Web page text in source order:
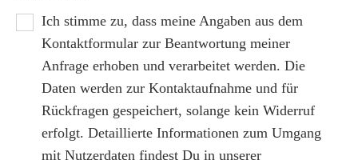
Ich stimme zu, dass meine Angaben aus dem
Kontaktformular zur Beantwortung meiner
Anfrage erhoben und verarbeitet werden. Die
Daten werden zur Kontaktaufnahme und für
Rückfragen gespeichert, solange kein Widerruf
erfolgt. Detaillierte Informationen zum Umgang
mit Nutzerdaten findest Du in unserer